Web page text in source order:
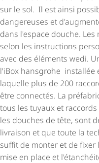
sur le sol. Il est ainsi
dangereuses et
dans l'espace douche.
selon les instructions
avec des éléments wedi.
l'iBox hansgrohe installée
laquelle plus de 200
être connectés. La
tous les tuyaux et
les douches de tête, sont
livraison et que toute la
suffit de monter et de fixer
mise en place et